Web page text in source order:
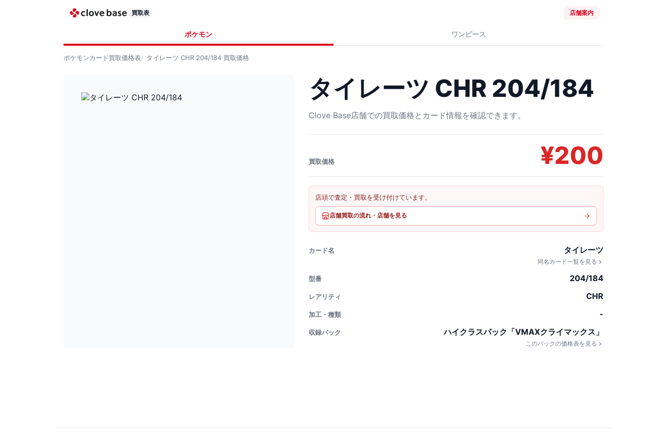
買取表 店舗案内
ポケモン ワンピース
ポケモンカード買取価格表 タイレーツ CHR 204/184 買取価格
タイレーツ CHR 204/184
Clove Base店舗での買取価格とカード情報を確認できます。
買取価格 ¥200
店頭で査定・買取を受け付けています。
店舗買取の流れ・店舗を見る
カード名 タイレーツ
同名カード一覧を見る
型番 204/184
レアリティ CHR
加工・種類 -
収録パック ハイクラスパック「VMAXクライマックス」
このパックの価格表を見る